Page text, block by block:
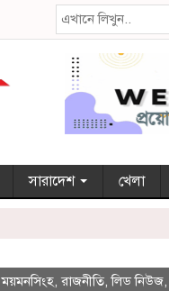
সারাদেশ খেলা
,ময়মনসিংহ রাজনীতি ,লিড নিউজ